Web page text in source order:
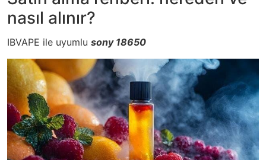
nasıl alınır?
IBVAPE ile uyumlu sony 18650